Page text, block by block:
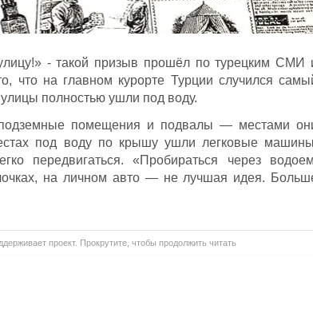
- такой призыв прошёл по турецким СМИ
что на главном курорте Турции случился
полностью ушли под воду.
помещения и подвалы — местами
под воду по крышу ушли легковые
передвигаться. «Пробираться через
на личном авто — не лучшая идея.
проект. Прокрутите, чтобы продолжить читать